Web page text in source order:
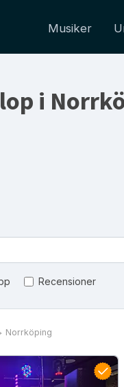
Musiker
i
Recensioner
Norrköping